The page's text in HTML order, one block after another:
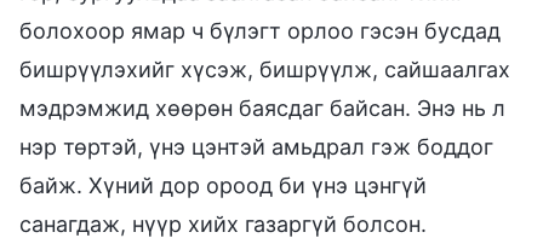
болохоор ямар ч бүлэгт орлоо гэсэн бусдад
бишрүүлэхийг хүсэж, бишрүүлж, сайшаалгах
мэдрэмжид хөөрөн баясдаг байсан. Энэ нь л
нэр төртэй, үнэ цэнтэй амьдрал гэж боддог
байж. Хүний дор ороод би үнэ цэнгүй
санагдаж, нүүр хийх газаргүй болсон.